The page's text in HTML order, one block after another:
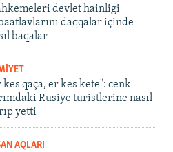
devlet hainligi
daqqalar içinde
baqalar
kes qaça, er kes kete": cenk
Rusiye turistlerine nasıl
yetti
AQLARI